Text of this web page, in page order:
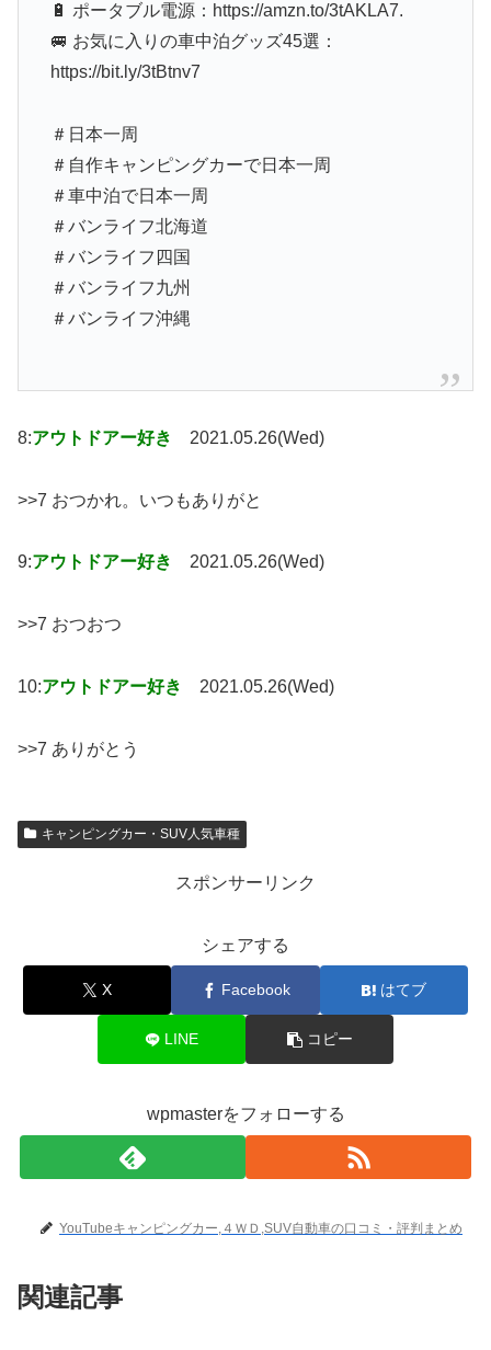
🔋 ポータブル電源：https://amzn.to/3tAKLA7.
🚐 お気に入りの車中泊グッズ45選：
https://bit.ly/3tBtnv7
＃日本一周​
＃自作キャンピングカーで日本一周​
＃車中泊で日本一周​
＃バンライフ北海道
＃バンライフ四国
＃バンライフ九州
＃バンライフ沖縄
8:アウトドアー好き 2021.05.26(Wed)
>>7 おつかれ。いつもありがと
9:アウトドアー好き 2021.05.26(Wed)
>>7 おつおつ
10:アウトドアー好き 2021.05.26(Wed)
>>7 ありがとう
キャンピングカー・SUV人気車種
スポンサーリンク
シェアする
X Facebook はてブ
LINE コピー
wpmasterをフォローする
YouTubeキャンピングカー,４ＷＤ,SUV自動車の口コミ・評判まとめ
関連記事